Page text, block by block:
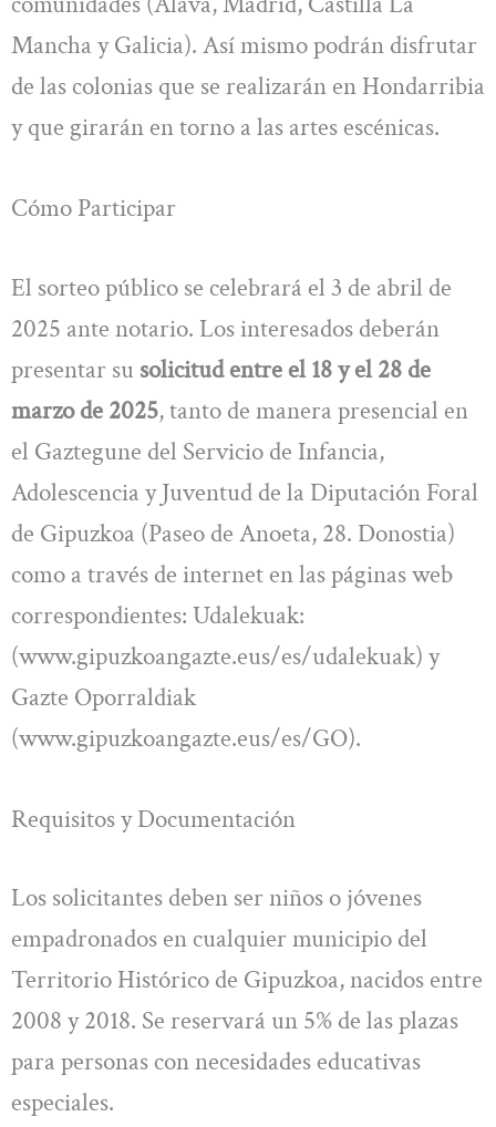
Mancha y Galicia). Así mismo podrán disfrutar
de las colonias que se realizarán en Hondarribia
y que girarán en torno a las artes escénicas.
Cómo Participar
El sorteo público se celebrará el 3 de abril de
2025 ante notario. Los interesados deberán
presentar su solicitud entre el 18 y el 28 de
marzo de 2025, tanto de manera presencial en
el Gaztegune del Servicio de Infancia,
Adolescencia y Juventud de la Diputación Foral
de Gipuzkoa (Paseo de Anoeta, 28. Donostia)
como a través de internet en las páginas web
correspondientes: Udalekuak:
(www.gipuzkoangazte.eus/es/udalekuak) y
Gazte Oporraldiak
(www.gipuzkoangazte.eus/es/GO).
Requisitos y Documentación
Los solicitantes deben ser niños o jóvenes
empadronados en cualquier municipio del
Territorio Histórico de Gipuzkoa, nacidos entre
2008 y 2018. Se reservará un 5% de las plazas
para personas con necesidades educativas
especiales.